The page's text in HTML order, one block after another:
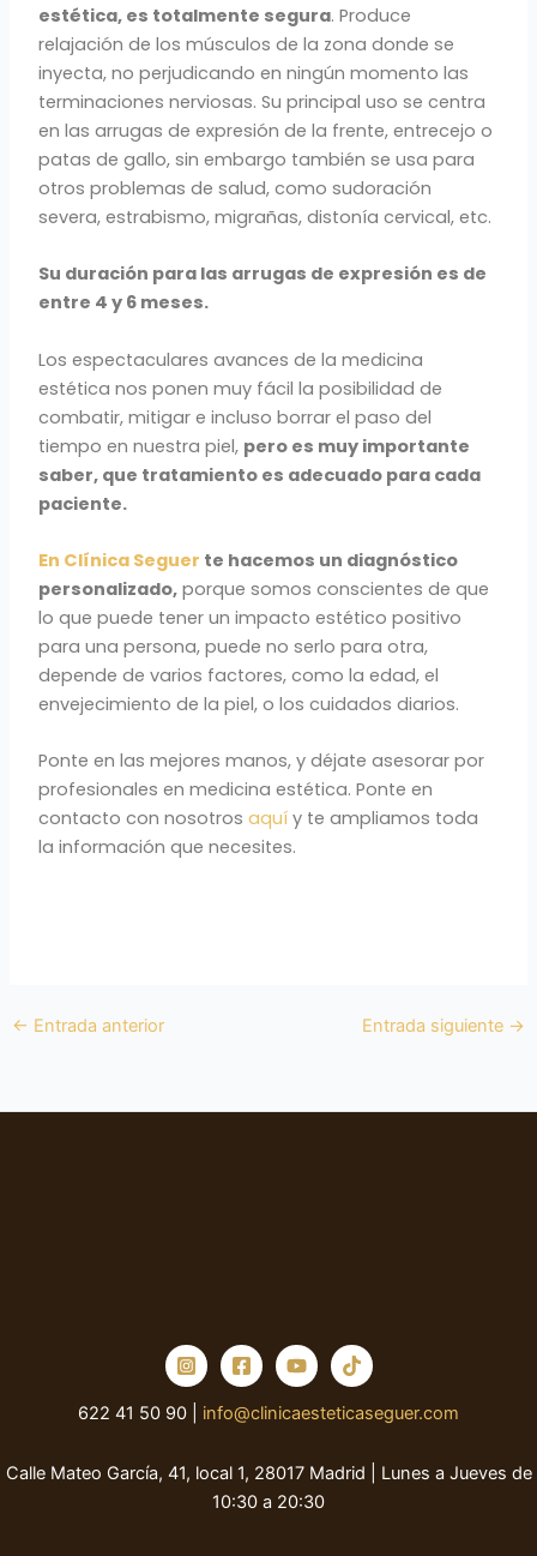
estética, es totalmente segura. Produce
relajación de los músculos de la zona donde se
inyecta, no perjudicando en ningún momento las
terminaciones nerviosas. Su principal uso se centra
en las arrugas de expresión de la frente, entrecejo o
patas de gallo, sin embargo también se usa para
otros problemas de salud, como sudoración
severa, estrabismo, migrañas, distonía cervical, etc.
Su duración para las arrugas de expresión es de
entre 4 y 6 meses.
Los espectaculares avances de la medicina
estética nos ponen muy fácil la posibilidad de
combatir, mitigar e incluso borrar el paso del
tiempo en nuestra piel, pero es muy importante
saber, que tratamiento es adecuado para cada
paciente.
En Clínica Seguer te hacemos un diagnóstico
personalizado, porque somos conscientes de que
lo que puede tener un impacto estético positivo
para una persona, puede no serlo para otra,
depende de varios factores, como la edad, el
envejecimiento de la piel, o los cuidados diarios.
Ponte en las mejores manos, y déjate asesorar por
profesionales en medicina estética. Ponte en
contacto con nosotros aquí y te ampliamos toda
la información que necesites.
← Entrada anterior Entrada siguiente →
622 41 50 90 | info@clinicaesteticaseguer.com
Calle Mateo García, 41, local 1, 28017 Madrid | Lunes a Jueves de
10:30 a 20:30